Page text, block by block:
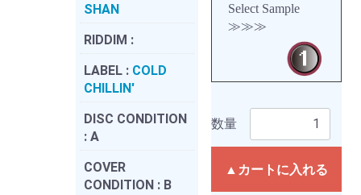
SHAN
RIDDIM :
LABEL : COLD
CHILLIN'
DISC CONDITION
: A
COVER
CONDITION : B
Select Sample
≫≫≫
数量
▲カートに入れる